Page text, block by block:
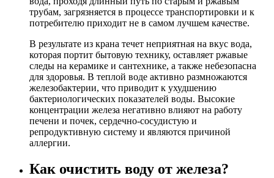
трубам, загрязняется в процессе транспортировки и к
потребителю приходит не в самом лучшем качестве.
В результате из крана течет неприятная на вкус вода,
которая портит бытовую технику, оставляет ржавые
следы на керамике и сантехнике, а также небезопасна
для здоровья. В теплой воде активно размножаются
железобактерии, что приводит к ухудшению
бактериологических показателей воды. Высокие
концентрации железа негативно влияют на работу
печени и почек, сердечно-сосудистую и
репродуктивную систему и являются причиной
аллергии.
Как очистить воду от железа?